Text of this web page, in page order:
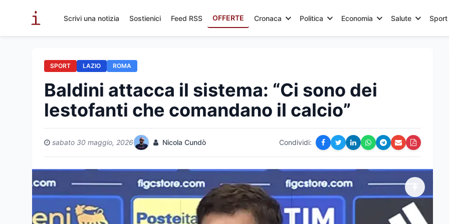
Scrivi una notizia Sostienici Feed RSS OFFERTE Cronaca Politica Economia Salute Sport
SPORT LAZIO ROMA
Baldini attacca il sistema: “Ci sono dei
lestofanti che comandano il calcio”
sabato 30 maggio, 2026 Nicola Cundò Condividi: